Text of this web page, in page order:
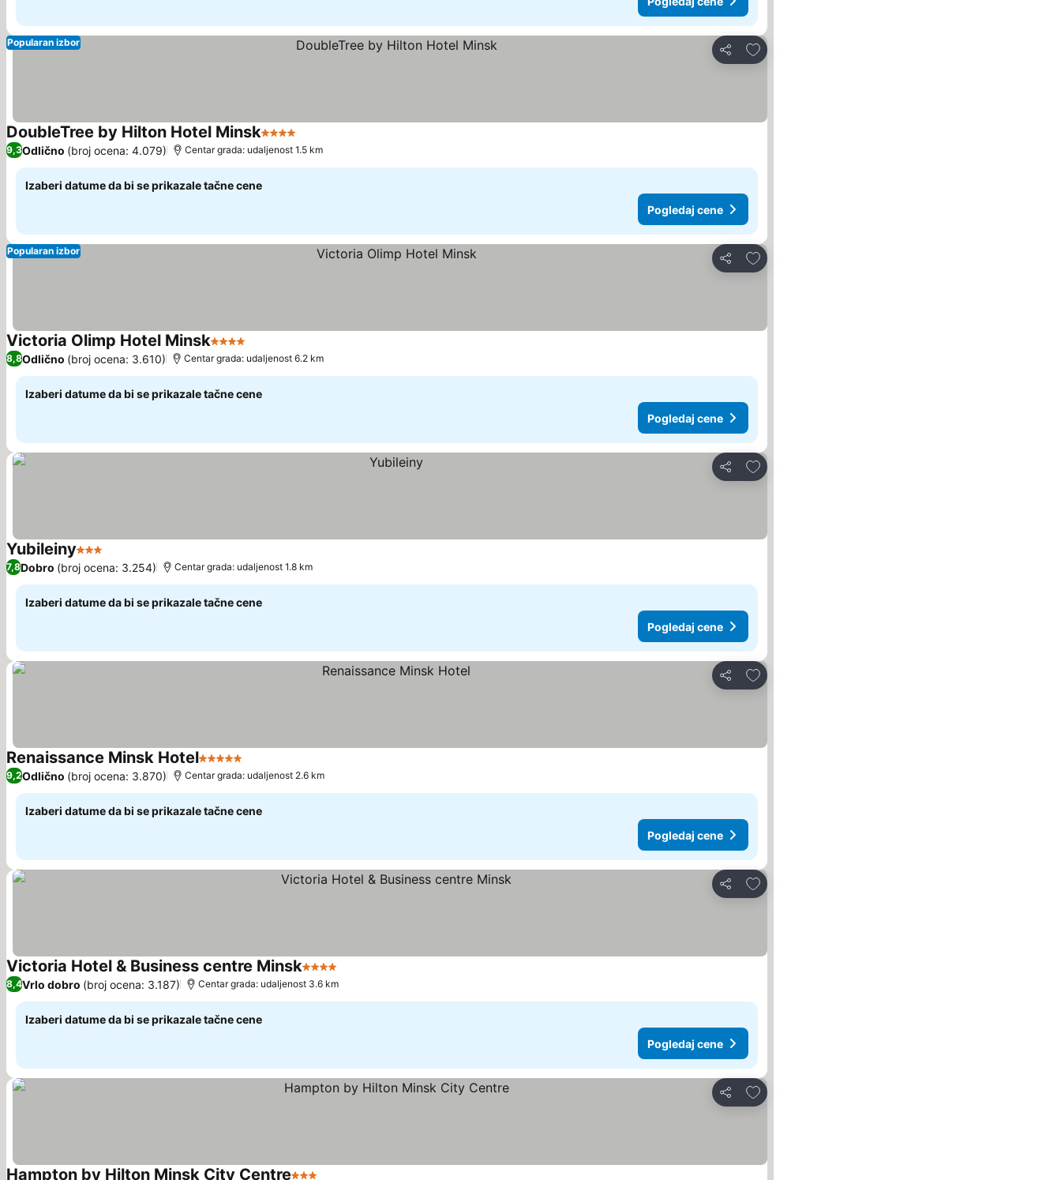
Deli
Dodati u favorite
Popularan izbor
DoubleTree by Hilton Hotel Minsk4 Zvezdice
9,3Odlično (broj ocena: 4.079) Centar grada: udaljenost 1.5 km
Izaberi datume da bi se prikazale tačne cene
Pogledaj cene
Deli
Dodati u favorite
Popularan izbor
Victoria Olimp Hotel Minsk4 Zvezdice
8,8Odlično (broj ocena: 3.610) Centar grada: udaljenost 6.2 km
Izaberi datume da bi se prikazale tačne cene
Pogledaj cene
Deli
Dodati u favorite
Yubileiny3 Zvezdice
7,8Dobro (broj ocena: 3.254) Centar grada: udaljenost 1.8 km
Izaberi datume da bi se prikazale tačne cene
Pogledaj cene
Deli
Dodati u favorite
Renaissance Minsk Hotel5 Zvezdice
9,2Odlično (broj ocena: 3.870) Centar grada: udaljenost 2.6 km
Izaberi datume da bi se prikazale tačne cene
Pogledaj cene
Deli
Dodati u favorite
Victoria Hotel & Business centre Minsk4 Zvezdice
8,4Vrlo dobro (broj ocena: 3.187) Centar grada: udaljenost 3.6 km
Izaberi datume da bi se prikazale tačne cene
Pogledaj cene
Deli
Dodati u favorite
Hampton by Hilton Minsk City Centre